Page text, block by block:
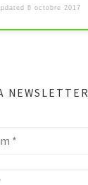
6 octobre 2017
NEWSLETTER